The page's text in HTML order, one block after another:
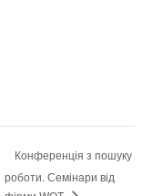
Конференція з пошуку
роботи. Семінари від